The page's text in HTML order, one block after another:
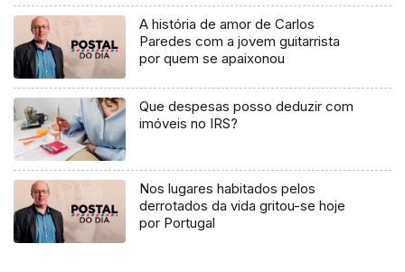
A história de amor de Carlos
Paredes com a jovem guitarrista
por quem se apaixonou
Que despesas posso deduzir com
imóveis no IRS?
Nos lugares habitados pelos
derrotados da vida gritou-se hoje
por Portugal